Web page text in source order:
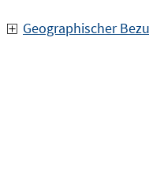
Geographischer